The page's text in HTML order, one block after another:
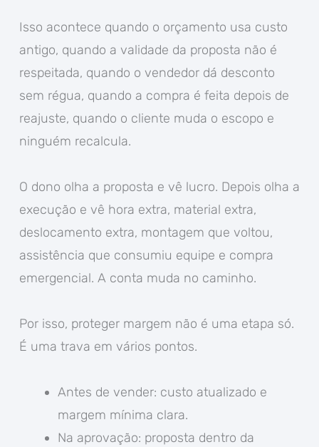
Isso acontece quando o orçamento usa custo
antigo, quando a validade da proposta não é
respeitada, quando o vendedor dá desconto
sem régua, quando a compra é feita depois de
reajuste, quando o cliente muda o escopo e
ninguém recalcula.
O dono olha a proposta e vê lucro. Depois olha a
execução e vê hora extra, material extra,
deslocamento extra, montagem que voltou,
assistência que consumiu equipe e compra
emergencial. A conta muda no caminho.
Por isso, proteger margem não é uma etapa só.
É uma trava em vários pontos.
Antes de vender: custo atualizado e
margem mínima clara.
Na aprovação: proposta dentro da